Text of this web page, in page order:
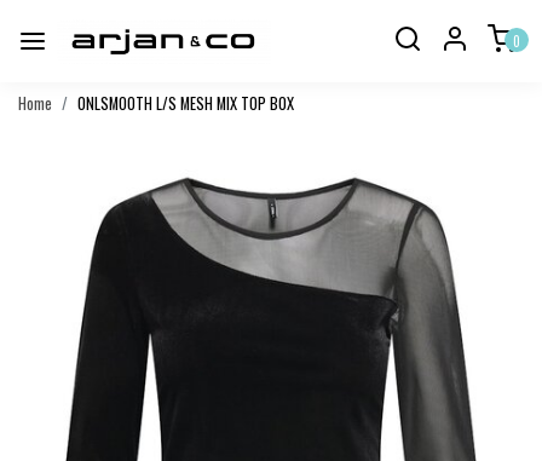
0
Home ONLSMOOTH L/S MESH MIX TOP BOX